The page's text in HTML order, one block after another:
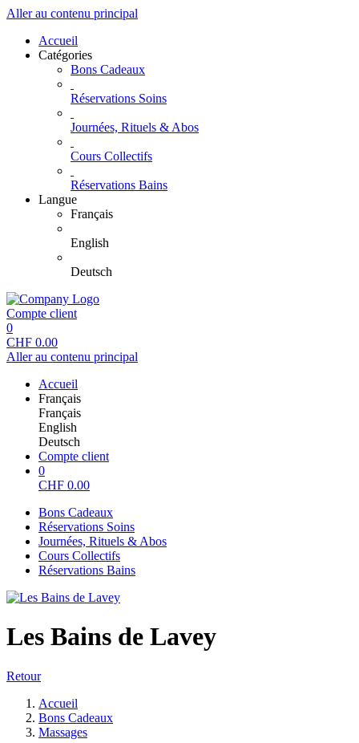
Aller au contenu principal
Accueil
Catégories
Bons Cadeaux
Réservations Soins
Journées, Rituels & Abos
Cours Collectifs
Réservations Bains
Langue
Français
English
Deutsch
Compte client
0
CHF 0.00
Aller au contenu principal
Accueil
Français
Français
English
Deutsch
Compte client
0
CHF 0.00
Bons Cadeaux
Réservations Soins
Journées, Rituels & Abos
Cours Collectifs
Réservations Bains
Les Bains de Lavey
Retour
Accueil
Bons Cadeaux
Massages